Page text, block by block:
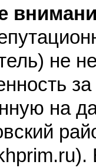
не
на